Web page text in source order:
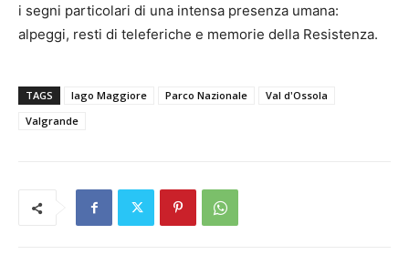
i segni particolari di una intensa presenza umana:
alpeggi, resti di teleferiche e memorie della Resistenza.
TAGS lago Maggiore Parco Nazionale
Val d'Ossola
Valgrande